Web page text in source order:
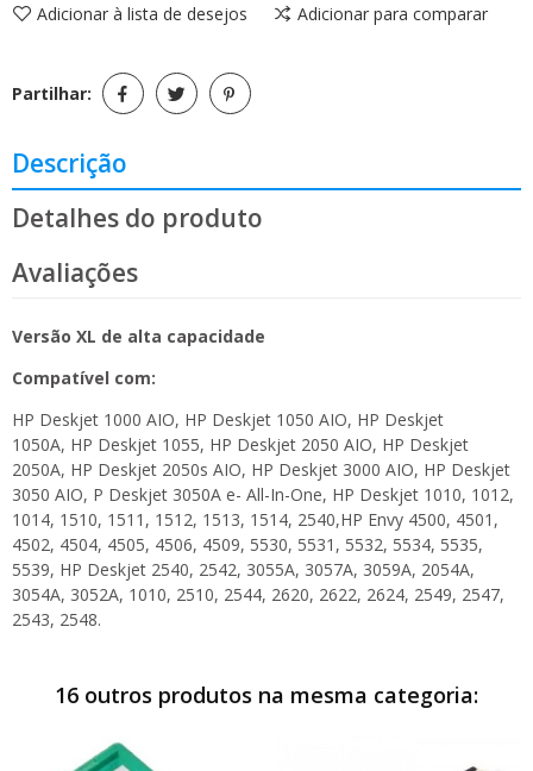
Adicionar à lista de desejos Adicionar para comparar
Partilhar:
Descrição
Detalhes do produto
Avaliações
Versão XL de alta capacidade
Compatível com:
HP Deskjet 1000 AIO, HP Deskjet 1050 AIO, HP Deskjet
1050A, HP Deskjet 1055, HP Deskjet 2050 AIO, HP Deskjet
2050A, HP Deskjet 2050s AIO, HP Deskjet 3000 AIO, HP Deskjet
3050 AIO, P Deskjet 3050A e- All-In-One, HP Deskjet 1010, 1012,
1014, 1510, 1511, 1512, 1513, 1514, 2540,HP Envy 4500, 4501,
4502, 4504, 4505, 4506, 4509, 5530, 5531, 5532, 5534, 5535,
5539, HP Deskjet 2540, 2542, 3055A, 3057A, 3059A, 2054A,
3054A, 3052A, 1010, 2510, 2544, 2620, 2622, 2624, 2549, 2547,
2543, 2548.
16 outros produtos na mesma categoria: